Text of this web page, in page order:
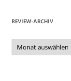
REVIEW-ARCHIV
Review-
Archiv